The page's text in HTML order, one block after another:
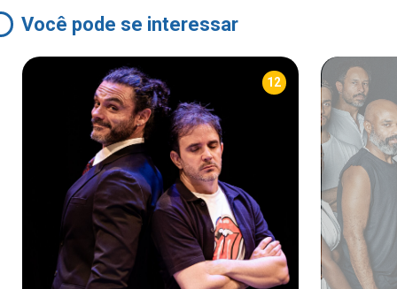
Você pode se interessar
12